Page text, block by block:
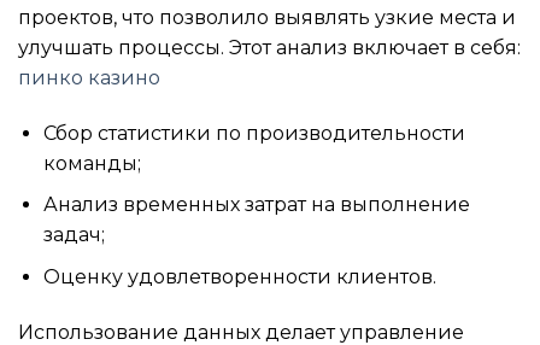
проектов, что позволило выявлять узкие места и
улучшать процессы. Этот анализ включает в себя:
пинко казино
Сбор статистики по производительности
команды;
Анализ временных затрат на выполнение
задач;
Оценку удовлетворенности клиентов.
Использование данных делает управление